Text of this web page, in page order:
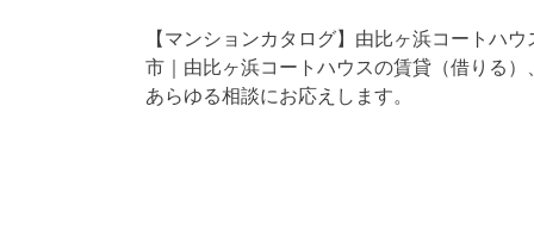
【マンションカタログ】由比ヶ浜コートハ
市｜由比ヶ浜コートハウスの賃貸（借りる
あらゆる相談にお応えします。